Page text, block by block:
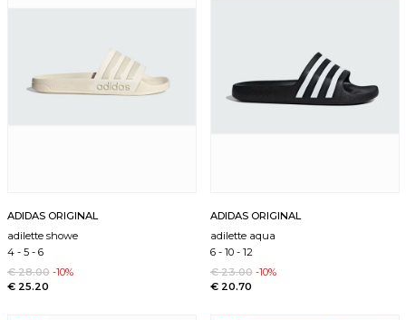
ADIDAS ORIGINAL
adilette showe
4 -5 -6
€ 28.00 -10%
€ 25.20
ADIDAS ORIGINAL
adilette aqua
6 -10 -12
€ 23.00 -10%
€ 20.70